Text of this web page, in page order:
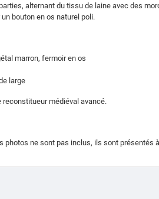
alternant du tissu de laine avec des
bouton en os naturel poli.
marron, fermoir en os
large
reconstitueur médiéval avancé.
photos ne sont pas inclus, ils sont présentés